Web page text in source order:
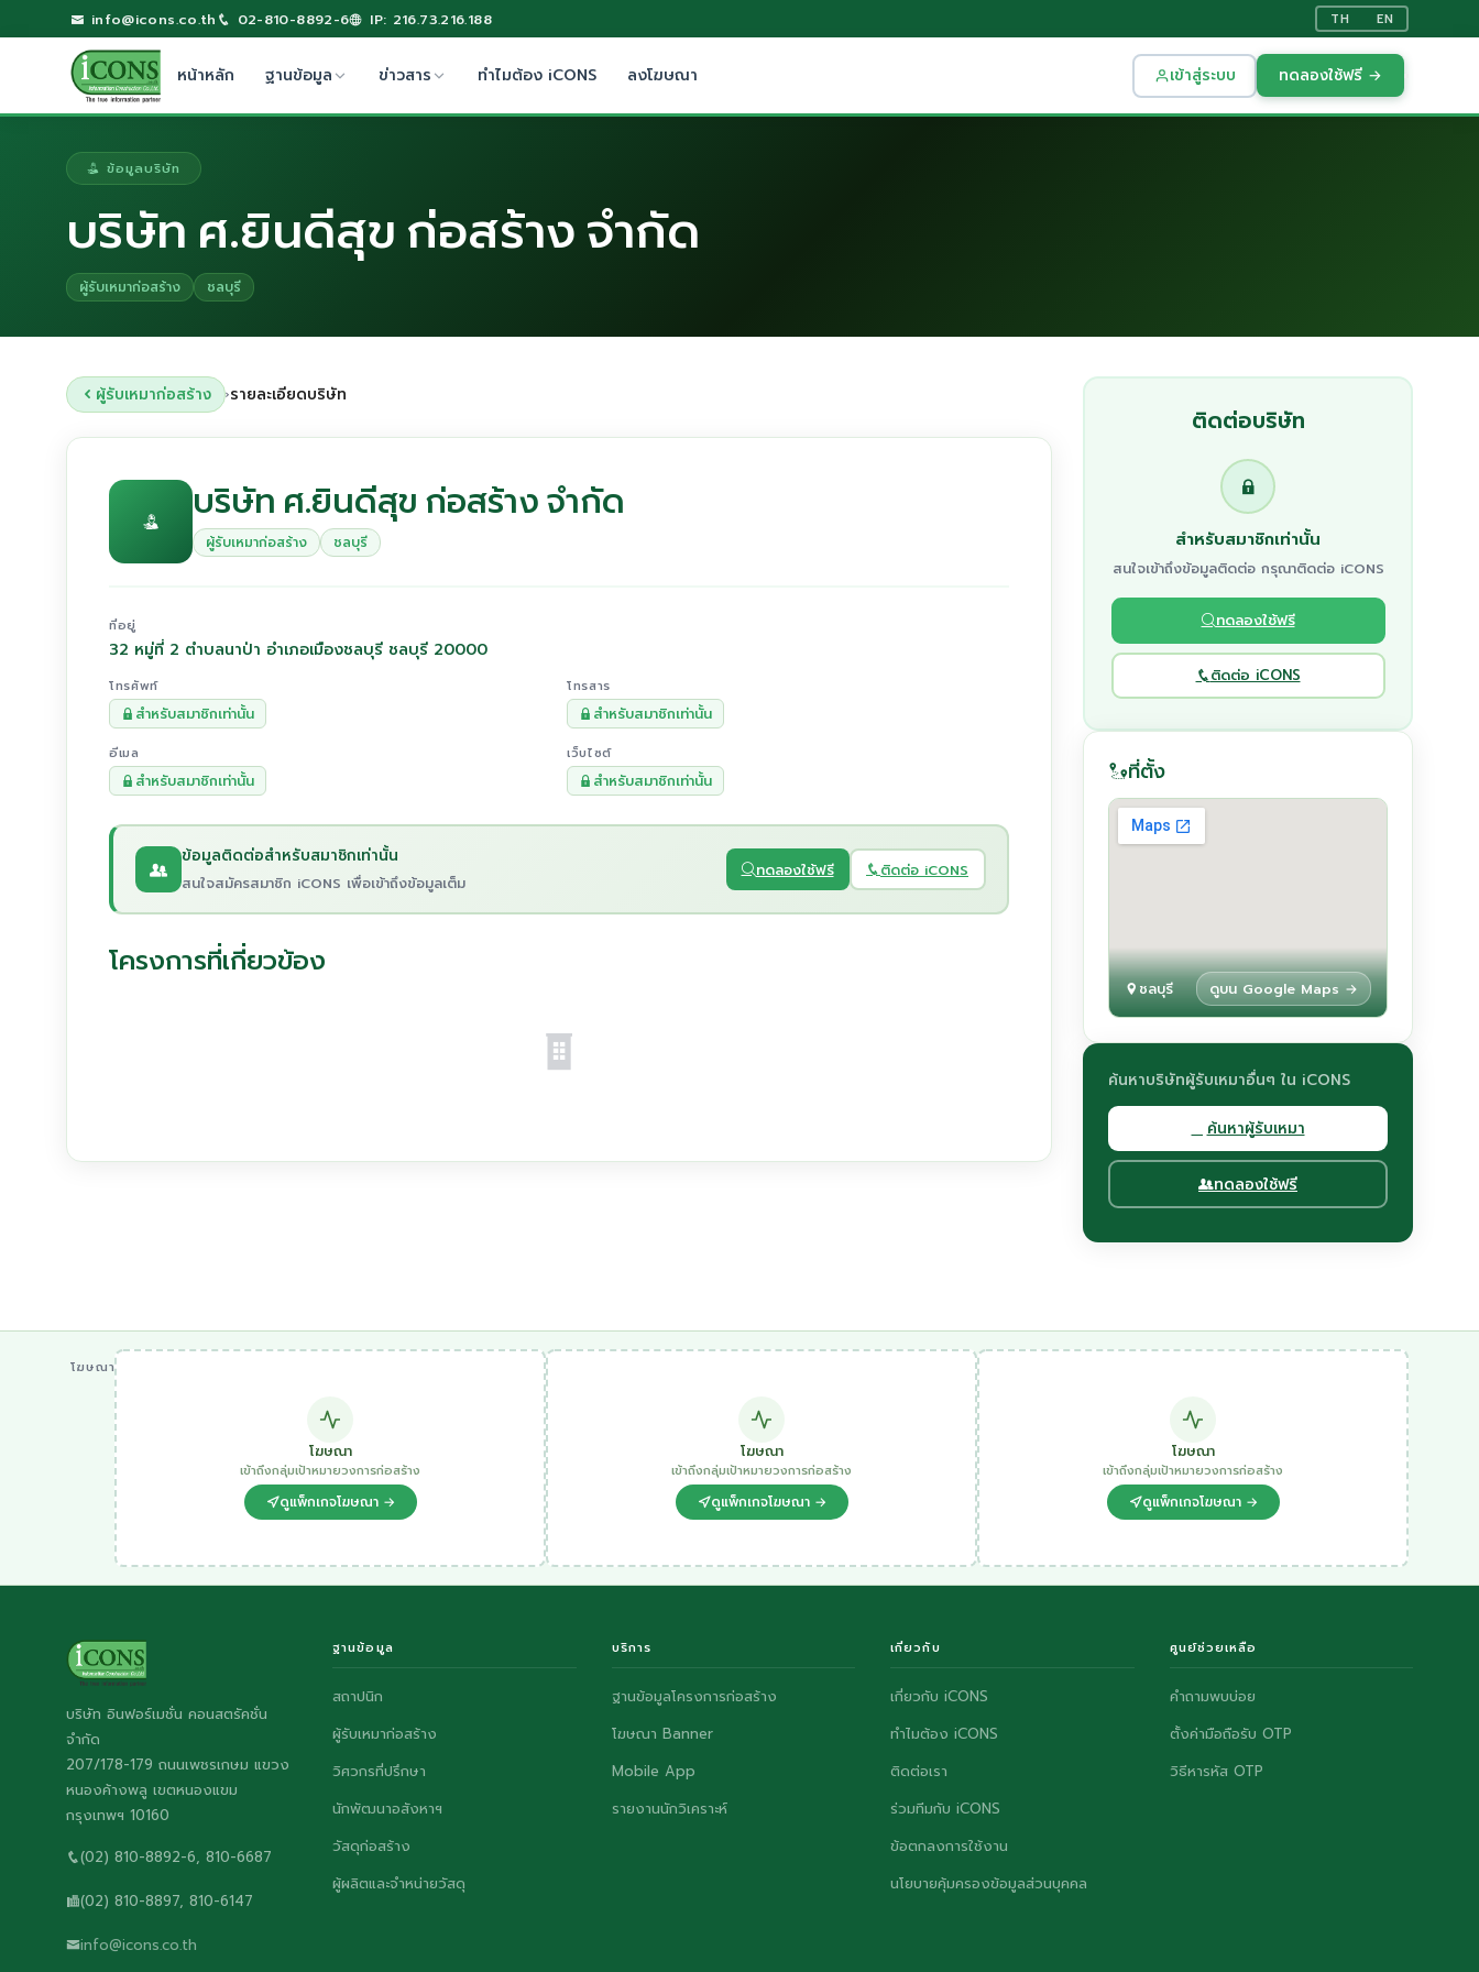
info@icons.co.th 02-810-8892-6 IP: 216.73.216.188 TH EN
หน้าหลัก ฐานข้อมูล ข่าวสาร ทำไมต้อง iCONS ลงโฆษณา เข้าสู่ระบบ ทดลองใช้ฟรี →
ข้อมูลบริษัท
บริษัท ศ.ยินดีสุข ก่อสร้าง จำกัด
ผู้รับเหมาก่อสร้าง ชลบุรี
ผู้รับเหมาก่อสร้าง ›รายละเอียดบริษัท
บริษัท ศ.ยินดีสุข ก่อสร้าง จำกัด
ผู้รับเหมาก่อสร้าง ชลบุรี
ที่อยู่
32 หมู่ที่ 2 ตำบลนาป่า อำเภอเมืองชลบุรี ชลบุรี 20000
โทรศัพท์
สำหรับสมาชิกเท่านั้น
โทรสาร
สำหรับสมาชิกเท่านั้น
อีเมล
สำหรับสมาชิกเท่านั้น
เว็บไซต์
สำหรับสมาชิกเท่านั้น
ข้อมูลติดต่อสำหรับสมาชิกเท่านั้น
สนใจสมัครสมาชิก iCONS เพื่อเข้าถึงข้อมูลเต็ม
ทดลองใช้ฟรี ติดต่อ iCONS
โครงการที่เกี่ยวข้อง
ติดต่อบริษัท
สำหรับสมาชิกเท่านั้น
สนใจเข้าถึงข้อมูลติดต่อ กรุณาติดต่อ iCONS
ทดลองใช้ฟรี
ติดต่อ iCONS
ที่ตั้ง
ชลบุรี ดูบน Google Maps →
ค้นหาบริษัทผู้รับเหมาอื่นๆ ใน iCONS
ค้นหาผู้รับเหมา
ทดลองใช้ฟรี
โฆษณา
โฆษณา
เข้าถึงกลุ่มเป้าหมายวงการก่อสร้าง
ดูแพ็กเกจโฆษณา →
โฆษณา
เข้าถึงกลุ่มเป้าหมายวงการก่อสร้าง
ดูแพ็กเกจโฆษณา →
โฆษณา
เข้าถึงกลุ่มเป้าหมายวงการก่อสร้าง
ดูแพ็กเกจโฆษณา →
บริษัท อินฟอร์เมชั่น คอนสตรัคชั่น
จำกัด
207/178-179 ถนนเพชรเกษม แขวง
หนองค้างพลู เขตหนองแขม
กรุงเทพฯ 10160
(02) 810-8892-6, 810-6687
(02) 810-8897, 810-6147
info@icons.co.th
ฐานข้อมูล
สถาปนิก
ผู้รับเหมาก่อสร้าง
วิศวกรที่ปรึกษา
นักพัฒนาอสังหาฯ
วัสดุก่อสร้าง
ผู้ผลิตและจำหน่ายวัสดุ
บริการ
ฐานข้อมูลโครงการก่อสร้าง
โฆษณา Banner
Mobile App
รายงานนักวิเคราะห์
เกี่ยวกับ
เกี่ยวกับ iCONS
ทำไมต้อง iCONS
ติดต่อเรา
ร่วมทีมกับ iCONS
ข้อตกลงการใช้งาน
นโยบายคุ้มครองข้อมูลส่วนบุคคล
ศูนย์ช่วยเหลือ
คำถามพบบ่อย
ตั้งค่ามือถือรับ OTP
วิธีหารหัส OTP